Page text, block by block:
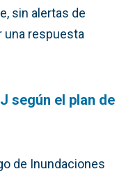
sin alertas de
una respuesta
según el plan de
de Inundaciones